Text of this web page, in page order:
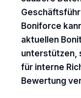
Boniforce
aktuellen
unterstützen,
für interne
Bewertung